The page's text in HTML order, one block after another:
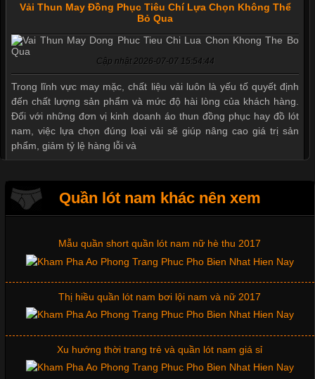
Vải Thun May Đồng Phục Tiêu Chí Lựa Chọn Không Thể
Bỏ Qua
Cập nhật 2026-07-07 15:54:44
Trong lĩnh vực may mặc, chất liệu vải luôn là yếu tố quyết định
đến chất lượng sản phẩm và mức độ hài lòng của khách hàng.
Đối với những đơn vị kinh doanh áo thun đồng phục hay đồ lót
nam, việc lựa chọn đúng loại vải sẽ giúp nâng cao giá trị sản
phẩm, giảm tỷ lệ hàng lỗi và
Áo thun là một trong những trang phục phổ biến nhất hiện nay
nhờ tính tiện dụng, dễ phối đồ và phù hợp với nhiều đối tượng.
Bên cạnh chất liệu và kiểu dáng, phần cổ áo cũng là yếu tố
quan trọng tạo nên phong cách riêng cho từng sản phẩm. Mỗi
loại cổ áo sẽ mang đến một vẻ đẹp khác
Quần lót nam khác nên xem
Mẫu quần short quần lót nam nữ hè thu 2017
Thị hiều quần lót nam bơi lội nam và nữ 2017
Xu hướng thời trang trẻ và quần lót nam giá sỉ
Giặt và bảo quản quần lót nam đúng cách